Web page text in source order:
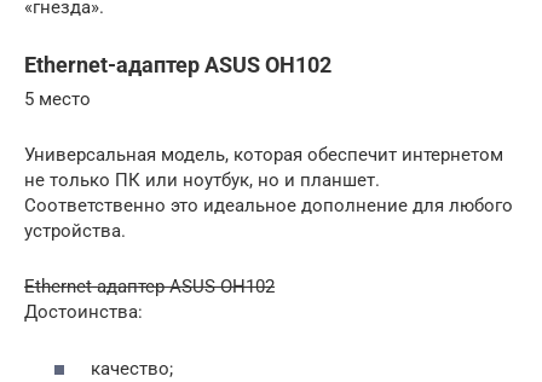
«гнезда».
Ethernet-адаптер ASUS OH102
5 место
Универсальная модель, которая обеспечит интернетом
не только ПК или ноутбук, но и планшет.
Соответственно это идеальное дополнение для любого
устройства.
Ethernet-адаптер ASUS OH102
Достоинства:
качество;